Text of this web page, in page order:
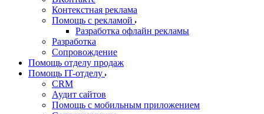
Контекстная реклама
Помощь с рекламой
Разработка офлайн рекламы
Разработка
Сопровождение
Помощь отделу продаж
Помощь IT-отделу
CRM
Аудит сайтов
Помощь с мобильным приложением